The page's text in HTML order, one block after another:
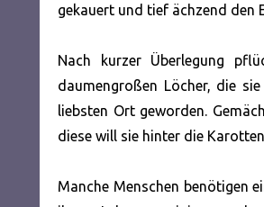
gekauert und tief ächzend den
Nach kurzer Überlegung
daumengroßen Löcher, die
liebsten Ort geworden.
diese will sie hinter die
Manche Menschen benötigen